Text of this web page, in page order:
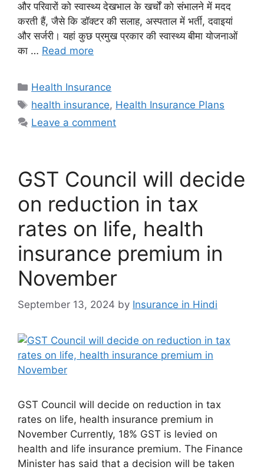
और परिवारों को स्वास्थ्य देखभाल के खर्चों को संभालने में मदद
करती हैं, जैसे कि डॉक्टर की सलाह, अस्पताल में भर्ती, दवाइयां
और सर्जरी। यहां कुछ प्रमुख प्रकार की स्वास्थ्य बीमा योजनाओं
का … Read more
Categories
Health Insurance
Tags
health insurance, Health Insurance Plans
Leave a comment
GST Council will decide
on reduction in tax
rates on life, health
insurance premium in
November
September 13, 2024 by Insurance in Hindi
GST Council will decide on reduction in tax
rates on life, health insurance premium in
November Currently, 18% GST is levied on
health and life insurance premium. The Finance
Minister has said that a decision will be taken